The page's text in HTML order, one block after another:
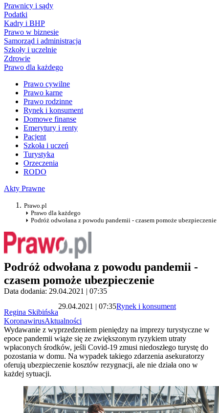
Prawnicy i sądy
Podatki
Kadry i BHP
Prawo w biznesie
Samorząd i administracja
Szkoły i uczelnie
Zdrowie
Prawo dla każdego
Prawo cywilne
Prawo karne
Prawo rodzinne
Rynek i konsument
Domowe finanse
Emerytury i renty
Pacjent
Szkoła i uczeń
Turystyka
Orzeczenia
RODO
Akty Prawne
Prawo.pl
Prawo dla każdego
Podróż odwołana z powodu pandemii - czasem pomoże ubezpieczenie
Podróż odwołana z powodu pandemii -
czasem pomoże ubezpieczenie
Data dodania: 29.04.2021 | 07:35
Regina Skibińska
29.04.2021 | 07:35Rynek i konsument
KoronawirusAktualności
Wydawanie z wyprzedzeniem pieniędzy na imprezy turystyczne w
epoce pandemii wiąże się ze zwiększonym ryzykiem utraty
wpłaconych środków, jeśli Covid-19 zmusi niedoszłego turystę do
pozostania w domu. Na wypadek takiego zdarzenia asekuratorzy
oferują ubezpieczenie kosztów rezygnacji, ale nie działa ono w
każdej sytuacji.